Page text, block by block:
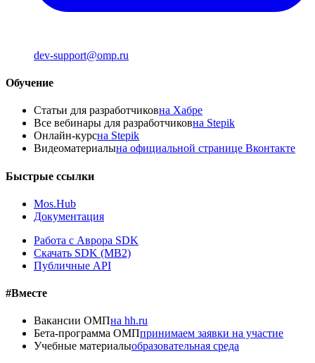
dev-support@omp.ru
Обучение
Статьи для разработчиковна Хабре
Все вебинары для разработчиковна Stepik
Онлайн-курсна Stepik
Видеоматериалына официальной странице Вконтакте
Быстрые ссылки
Mos.Hub
Документация
Работа с Аврора SDK
Скачать SDK (MB2)
Публичные API
#Вместе
Вакансии ОМПна hh.ru
Бета-программа ОМПпринимаем заявки на участие
Учебные материалыобразовательная среда